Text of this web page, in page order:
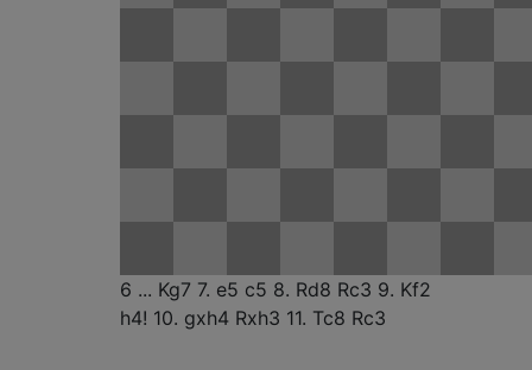
6 ... Kg7 7. e5 c5 8. Rd8 Rc3 9. Kf2
h4! 10. gxh4 Rxh3 11. Tc8 Rc3